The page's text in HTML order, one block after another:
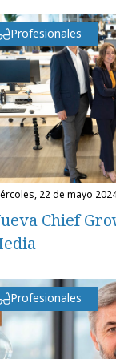
Profesionales
22 de mayo
Chief
Profesionales